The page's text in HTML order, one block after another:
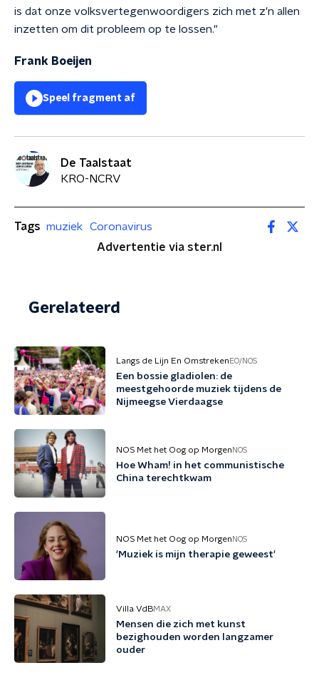
is dat onze volksvertegenwoordigers zich met z'n allen
inzetten om dit probleem op te lossen."
Frank Boeijen
Speel fragment af
De Taalstaat
KRO-NCRV
Tags muziek
Coronavirus
Advertentie via ster.nl
Gerelateerd
Langs de Lijn En Omstreken EO/NOS
Een bossie gladiolen: de
meestgehoorde muziek tijdens de
Nijmeegse Vierdaagse
NOS Met het Oog op Morgen NOS
Hoe Wham! in het communistische
China terechtkwam
NOS Met het Oog op Morgen NOS
'Muziek is mijn therapie geweest'
Villa VdBMAX
Mensen die zich met kunst
bezighouden worden langzamer
ouder